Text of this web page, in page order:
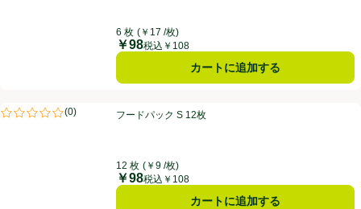
6 枚 (￥17 /枚)
価格
￥98税込￥108
カートに追加する
フードパック S 12枚
(0)
評価は0件のレビューで5点中0.0点。
フードパック S 12枚
12 枚 (￥9 /枚)
価格
￥98税込￥108
カートに追加する